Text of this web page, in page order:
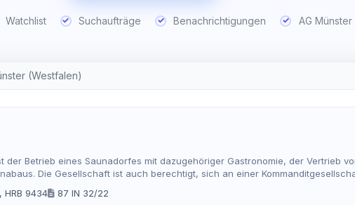
Watchlist Suchaufträge Benachrichtigungen AG
(Westfalen)
der Betrieb eines Saunadorfes mit dazugehöriger Gastronomie, der Vertrieb
Die Gesellschaft ist auch berechtigt, sich an einer
Geschäfte gleicher oder ähnlicher Art erwerben oder sich an solchen in
zu errichten
HRB 9434 87 IN 32/22